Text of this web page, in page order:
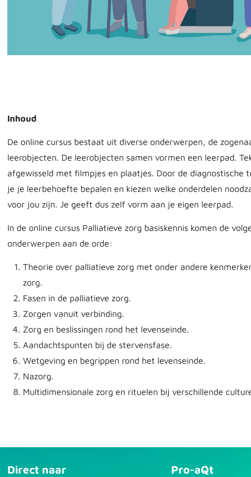
Inhoud
De online cursus bestaat uit diverse onderwerpen, de
leerobjecten. De leerobjecten samen vormen een leerpad.
afgewisseld met filmpjes en plaatjes. Door de diagnostische
je je leerbehoefte bepalen en kiezen welke onderdelen
voor jou zijn. Je geeft dus zelf vorm aan je eigen leerpad.
In de online cursus Palliatieve zorg basiskennis komen de
onderwerpen aan de orde:
Theorie over palliatieve zorg met onder andere
zorg.
Fasen in de palliatieve zorg.
Zorgen vanuit verbinding.
Zorg en beslissingen rond het levenseinde.
Aandachtspunten bij de stervensfase.
Wetgeving en begrippen rond het levenseinde.
Nazorg.
Multidimensionale zorg en rituelen bij verschillende
Direct naar Pro-aQt